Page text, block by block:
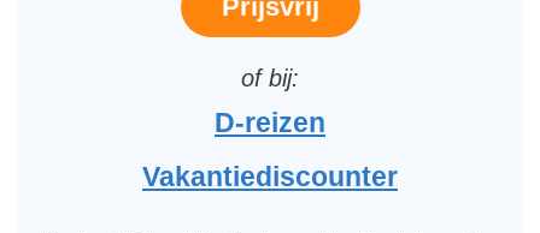
Prijsvrij
D-reizen
Vakantiediscounter